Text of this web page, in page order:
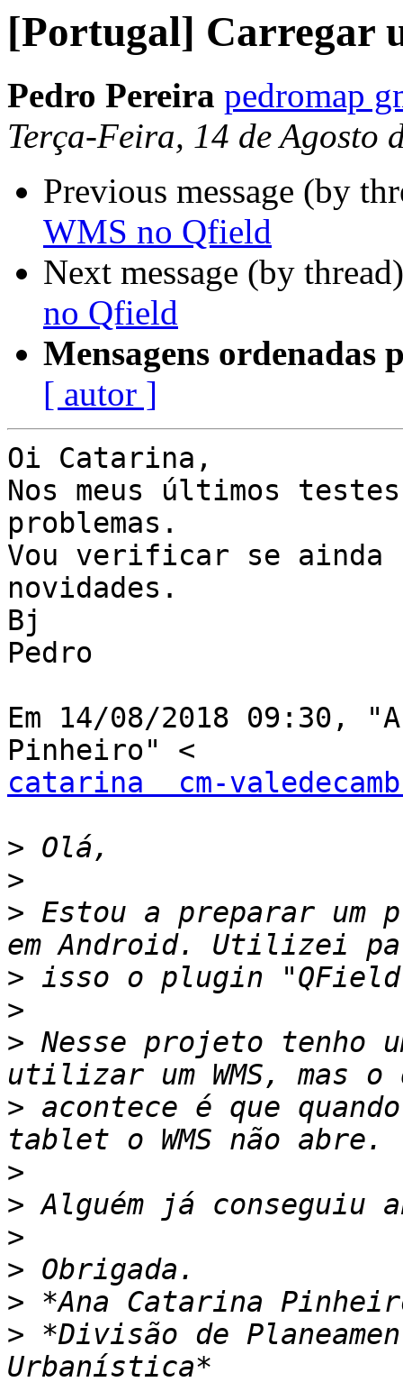
[Portugal] Carregar
Pedro Pereira pedromap
Terça-Feira, 14 de Agosto
Previous message (by
WMS no Qfield
Next message (by
no Qfield
Mensagens ordenadas
[ autor ]
Oi Catarina,
Nos meus últimos
problemas.
Vou verificar se ainda
novidades.
Bj
Pedro
Em 14/08/2018 09:30,
catarina  cm-
>
>
> Estou a preparar um
>
>
> Nesse projeto tenho
> acontece é que
>
>
>
>
>
> *Divisão de